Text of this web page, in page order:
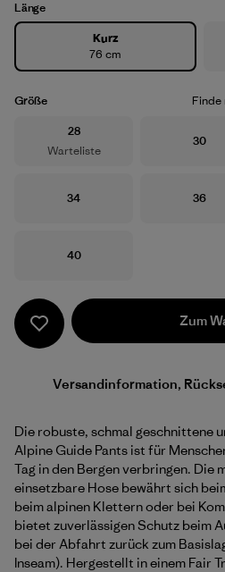
Länge
Kurz
76 cm
Größe Finde
Größe
28
Warteliste
Größe
30
Größe
34 Größe
36
Größe
40
Zum
Versandinformation,
Die robuste, schmal geschnittene
Alpine Guide Pants ist für
Tag in den Bergen verbringen.
einsetzbare Hose bewährt sich
beim alpinen Klettern oder bei
bietet zuverlässigen Schutz beim
bei der Abfahrt zurück zum
Inseam). Hergestellt in einem Fair